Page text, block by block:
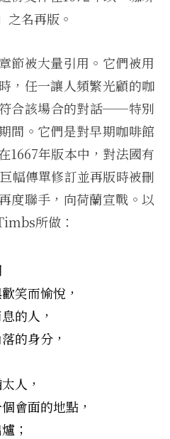
之名再版。
節被大量引用。它們被用
，任一讓人頻繁光顧的咖
合該場合的對話──特別
間。它們是對早期咖啡館
1667年版本中，對法國有
幅傳單修訂並再版時被刪
度聯手，向荷蘭宣戰。以
所做：
笑而愉悅，
的人，
的身分，
人，
會面的地點，
；